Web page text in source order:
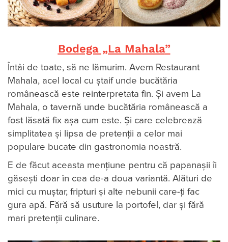
Bodega „La Mahala”
Întâi de toate, să ne lămurim. Avem Restaurant
Mahala, acel local cu ştaif unde bucătăria
românească este reinterpretata fin. Și avem La
Mahala, o tavernă unde bucătăria românească a
fost lăsată fix aşa cum este. Și care celebrează
simplitatea şi lipsa de pretenţii a celor mai
populare bucate din gastronomia noastră.
E de făcut aceasta menţiune pentru că papanaşii îi
găseşti doar în cea de-a doua variantă. Alături de
mici cu muştar, fripturi şi alte nebunii care-ţi fac
gura apă. Fără să usuture la portofel, dar şi fără
mari pretenţii culinare.